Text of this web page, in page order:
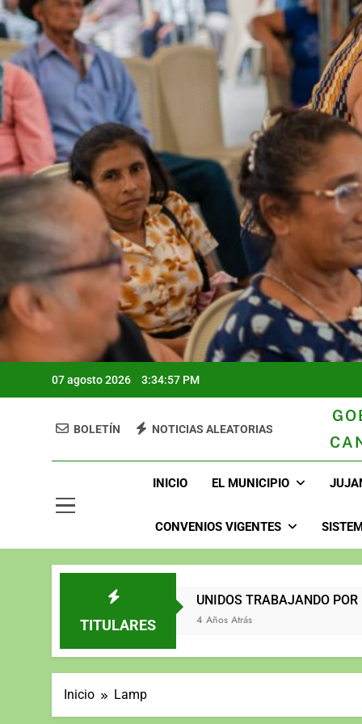
07 agosto 2026 3:34:59 PM
BOLETÍN NOTICIAS ALEATORIAS
INICIO EL MUNICIPIO
CONVENIOS VIGENTES
TITULARES
UNIDOS TRABAJANDO POR
4 Años Atrás
Inicio Lamp